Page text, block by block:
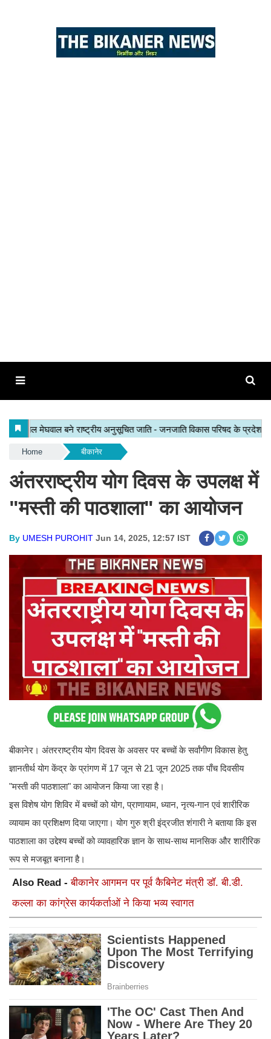
Home बीकानेर
अंतरराष्ट्रीय योग दिवस के उपलक्ष में
"मस्ती की पाठशाला" का आयोजन
By UMESH PUROHIT Jun 14, 2025, 12:57 IST
बीकानेर। अंतरराष्ट्रीय योग दिवस के अवसर पर बच्चों के सर्वांगीण विकास हेतु
ज्ञानतीर्थ योग केंद्र के प्रांगण में 17 जून से 21 जून 2025 तक पाँच दिवसीय
"मस्ती की पाठशाला" का आयोजन किया जा रहा है।
इस विशेष योग शिविर में बच्चों को योग, प्राणायाम, ध्यान, नृत्य-गान एवं शारीरिक
व्यायाम का प्रशिक्षण दिया जाएगा। योग गुरु श्री इंद्रजीत शंगारी ने बताया कि इस
पाठशाला का उद्देश्य बच्चों को व्यावहारिक ज्ञान के साथ-साथ मानसिक और शारीरिक
रूप से मजबूत बनाना है।
Also Read -बीकानेर आगमन पर पूर्व कैबिनेट मंत्री डॉ. बी.डी.
कल्ला का कांग्रेस कार्यकर्ताओं ने किया भव्य स्वागत